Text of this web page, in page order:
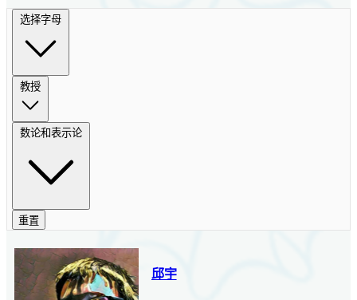
选择字母
教授
数论和表示论
重置
邱宇